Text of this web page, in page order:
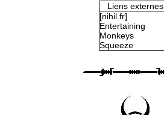
Liens externes
[nihil.fr]
Entertaining
Monkeys
Squeeze